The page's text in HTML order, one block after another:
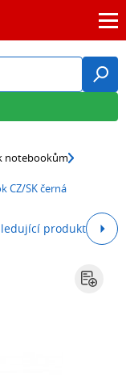
notebookům
CZ/SK černá
produkt